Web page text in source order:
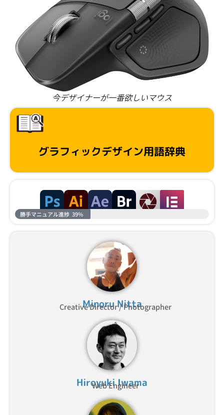
今デザイナーが一番欲しいマウス
グラフィックデザイン用語辞典
勝手マニュアル進捗 39%
Minoru Nitta
Creative Director / Photographer
Hiroyuki Iwama
Web Engineer